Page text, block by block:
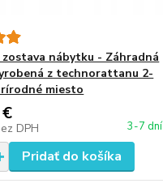
nábytku - Záhradná
z technorattanu 2-
miesto
DPH 3-7 dní
Pridať do košíka